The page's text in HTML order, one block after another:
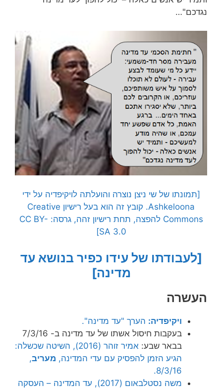
נגדכם"…
[תמונתו של שי ניצן נוצרה והועלתה לויקיפדיה על ידי
Ashkeloona. קובץ זה הוא בעל רישיון Creative
Commons להפצה, תחת רישיון זהה, גרסה: CC BY-
SA 3.0]
[לעבודתו של עידו כפיר בנושא עד
מדינה]
העשרה
ויקיפדיה: הערך "עד מדינה".
בעקבות חיסול אשתו של עד מדינה ב- 7/3/16
בבאר שבע:
אמיר זוהר (2016), השיטה שכשלה:
הגיע הזמן להפסיק עם עדי המדינה, מעריב,
8/3/16.
משה נסטלבאום (2017), עד המדינה – העסקה